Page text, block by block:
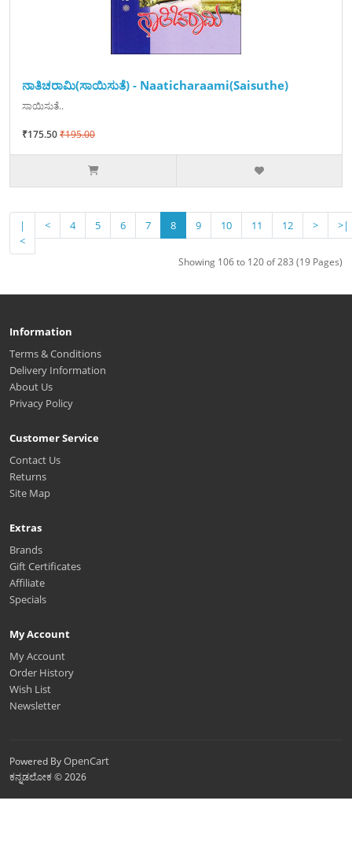
ನಾತಿಚರಾಮಿ(ಸಾಯಿಸುತೆ) - Naaticharaami(Saisuthe)
ಸಾಯಿಸುತೆ..
₹175.50₹195.00
|
<
< 4 5 6 7 8 9 10 11 12 > >|
Showing 106 to 120 of 283 (19 Pages)
Information
Terms & Conditions
Delivery Information
About Us
Privacy Policy
Customer Service
Contact Us
Returns
Site Map
Extras
Brands
Gift Certificates
Affiliate
Specials
My Account
My Account
Order History
Wish List
Newsletter
Powered ByOpenCart
ಕನ್ನಡಲೋಕ © 2026